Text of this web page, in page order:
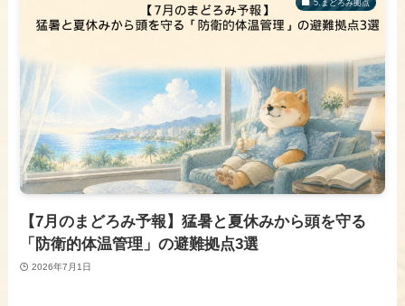
​5.まどろみ拠点
【7月のまどろみ予報】猛暑と夏休みから頭を守る
「防衛的体温管理」の避難拠点3選
2026年7月1日